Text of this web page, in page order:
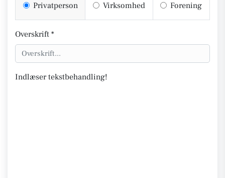
Privatperson Virksomhed Forening
Overskrift *
Indlæser tekstbehandling!